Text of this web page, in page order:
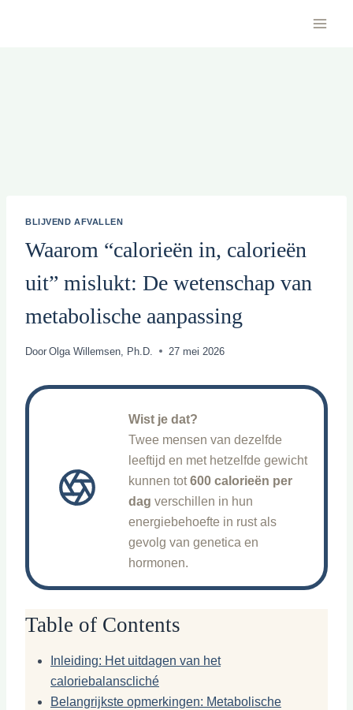
BLIJVEND AFVALLEN
Waarom “calorieën in, calorieën
uit” mislukt: De wetenschap van
metabolische aanpassing
Door Olga Willemsen, Ph.D. 27 mei 2026
Wist je dat?
Twee mensen van dezelfde
leeftijd en met hetzelfde gewicht
kunnen tot600 calorieën per
dag verschillen in hun
energiebehoefte in rust als
gevolg van genetica en
hormonen.
Table of Contents
Inleiding: Het uitdagen van het
caloriebalanscliché
Belangrijkste opmerkingen: Metabolische